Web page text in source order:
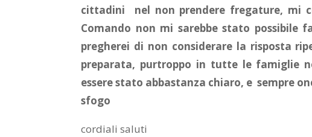
cittadini nel non prendere fregature, mi
Comando non mi sarebbe stato
pregherei di non considerare la risposta
preparata, purtroppo in tutte le famiglie
essere stato abbastanza chiaro, e sempre
sfogo
cordiali saluti